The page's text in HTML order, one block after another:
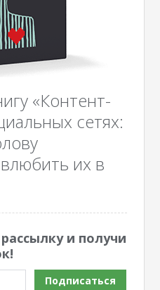
«Контент-
сетях:
их в
и получи
Подписаться